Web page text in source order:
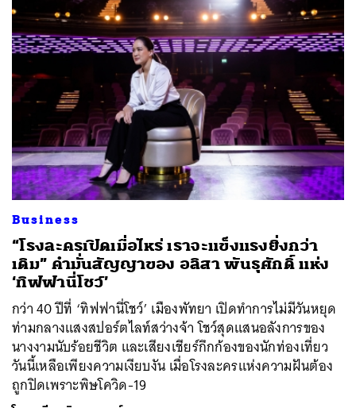
Business
“โรงละครเปิดเมื่อไหร่ เราจะแข็งแรงยิ่งกว่า
เดิม” คำมั่นสัญญาของ อลิสา พันธุศักดิ์ แห่ง
‘ทิฟฟานี่โชว์’
กว่า 40 ปีที่ ‘ทิฟฟานี่โชว์’ เมืองพัทยา เปิดทำการไม่มีวันหยุด
ท่ามกลางแสงสปอร์ตไลท์สว่างจ้า โชว์สุดแสนอลังการของ
นางงามนับร้อยชีวิต และเสียงเชียร์กึกก้องของนักท่องเที่ยว
วันนี้เหลือเพียงความเงียบงัน เมื่อโรงละครแห่งความฝันต้อง
ถูกปิดเพราะพิษโควิด-19